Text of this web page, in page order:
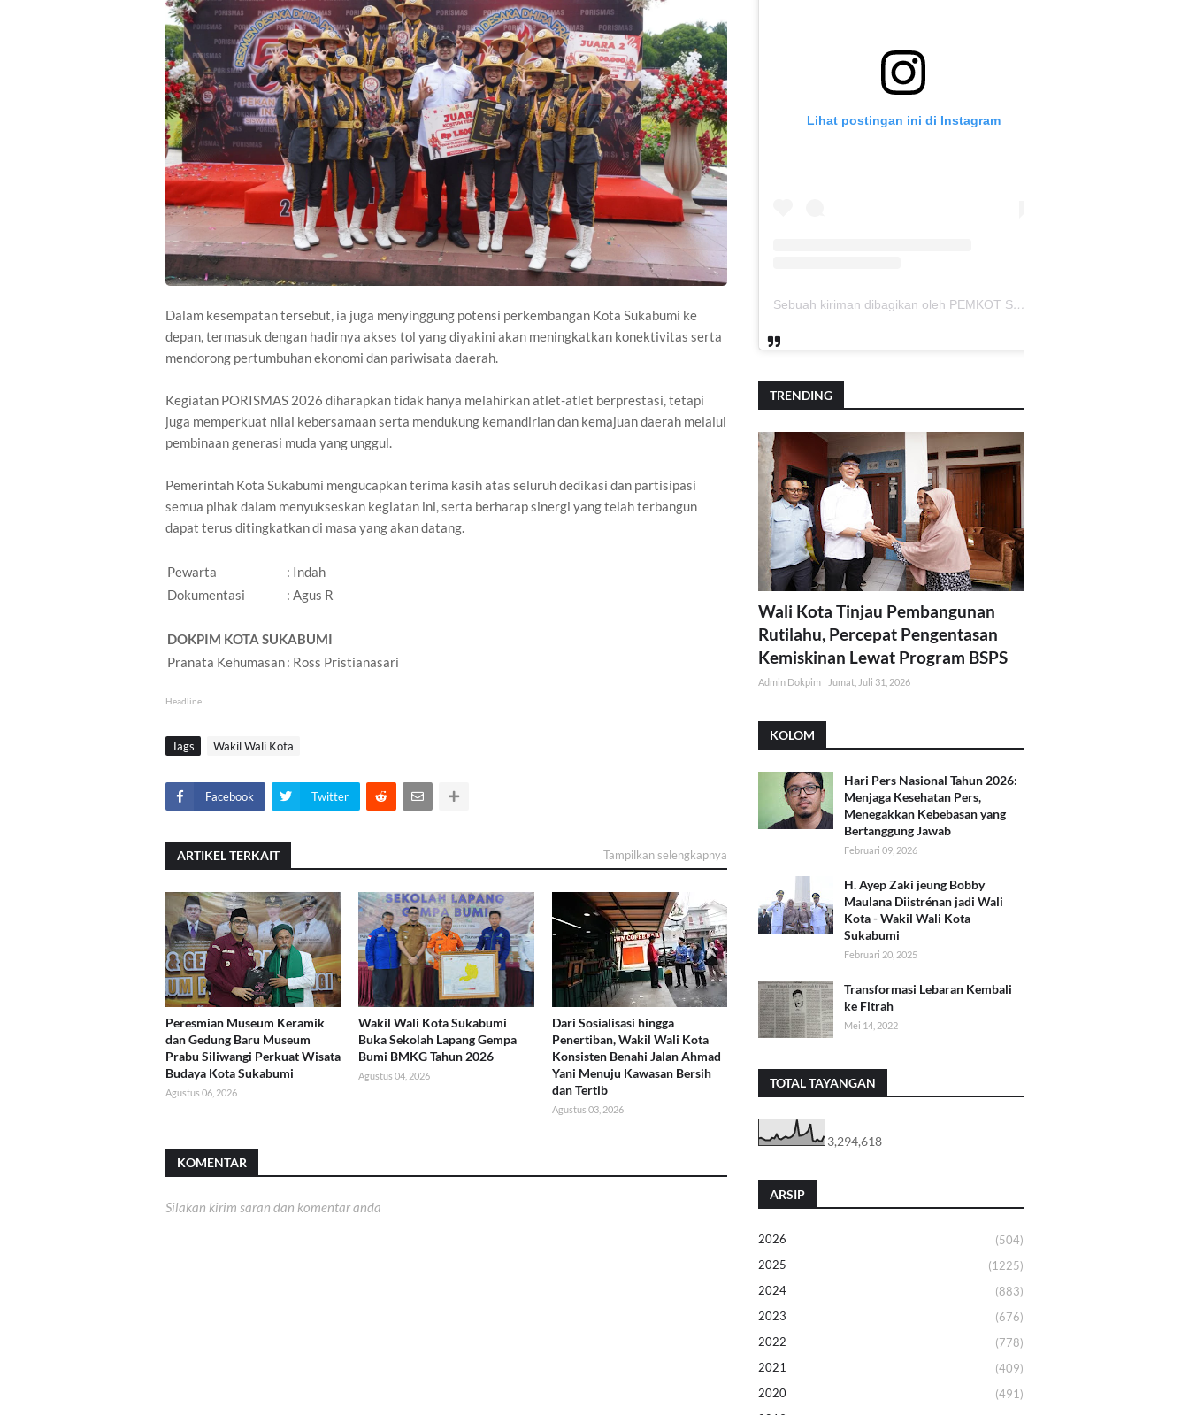
Dalam kesempatan tersebut, ia juga menyinggung potensi perkembangan Kota Sukabumi ke
depan, termasuk dengan hadirnya akses tol yang diyakini akan meningkatkan konektivitas serta
mendorong pertumbuhan ekonomi dan pariwisata daerah.
Kegiatan PORISMAS 2026 diharapkan tidak hanya melahirkan atlet-atlet berprestasi, tetapi
juga memperkuat nilai kebersamaan serta mendukung kemandirian dan kemajuan daerah melalui
pembinaan generasi muda yang unggul.
Pemerintah Kota Sukabumi mengucapkan terima kasih atas seluruh dedikasi dan partisipasi
semua pihak dalam menyukseskan kegiatan ini, serta berharap sinergi yang telah terbangun
dapat terus ditingkatkan di masa yang akan datang.
Pewarta
: Indah
Dokumentasi
: Agus R
DOKPIM KOTA SUKABUMI
Pranata Kehumasan: Ross Pristianasari
Headline
Tags Wakil Wali Kota
Facebook Twitter
ARTIKEL TERKAIT Tampilkan selengkapnya
Peresmian Museum Keramik
dan Gedung Baru Museum
Prabu Siliwangi Perkuat Wisata
Budaya Kota Sukabumi
Agustus 06, 2026
Wakil Wali Kota Sukabumi
Buka Sekolah Lapang Gempa
Bumi BMKG Tahun 2026
Agustus 04, 2026
Dari Sosialisasi hingga
Penertiban, Wakil Wali Kota
Konsisten Benahi Jalan Ahmad
Yani Menuju Kawasan Bersih
dan Tertib
Agustus 03, 2026
KOMENTAR
Silakan kirim saran dan komentar anda
Lihat postingan ini di Instagram
Sebuah kiriman dibagikan oleh PEMKOT SUKABUMI (@pemkotsukabumi_)
TRENDING
Wali Kota Tinjau Pembangunan
Rutilahu, Percepat Pengentasan
Kemiskinan Lewat Program BSPS
Admin Dokpim Jumat, Juli 31, 2026
KOLOM
Hari Pers Nasional Tahun 2026:
Menjaga Kesehatan Pers,
Menegakkan Kebebasan yang
Bertanggung Jawab
Februari 09, 2026
H. Ayep Zaki jeung Bobby
Maulana Diistrénan jadi Wali
Kota - Wakil Wali Kota
Sukabumi
Februari 20, 2025
Transformasi Lebaran Kembali
ke Fitrah
Mei 14, 2022
TOTAL TAYANGAN
3,294,618
ARSIP
2026
(504)
2025
(1225)
2024
(883)
2023
(676)
2022
(778)
2021
(409)
2020
(491)